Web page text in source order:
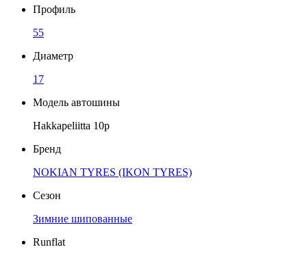
Профиль
55
Диаметр
17
Модель автошины
Hakkapeliitta 10р
Бренд
NOKIAN TYRES (IKON TYRES)
Сезон
Зимние шипованные
Runflat